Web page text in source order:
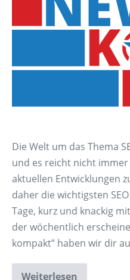
Die Welt um das Thema
und es reicht nicht
aktuellen Entwicklungen
daher die wichtigsten
Tage, kurz und knackig
der wöchentlich
kompakt” haben wir dir
Weiterlesen